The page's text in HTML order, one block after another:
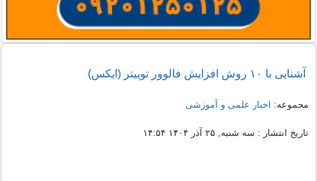
آشنایی با ۱۰ روش افزایش فالوور توییتر (ایکس)
مجموعه: اخبار علمی و آموزشی
تاریخ انتشار : سه شنبه, ۲۵ آذر ۱۴۰۴ ۱۴:۵۴